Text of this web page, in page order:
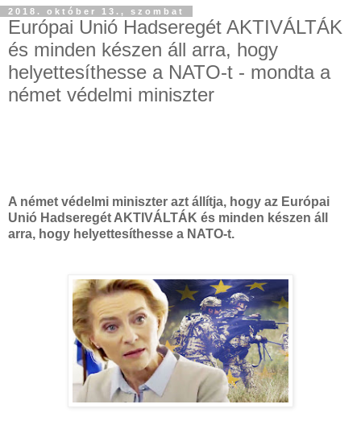
2018. október 13., szombat
Európai Unió Hadseregét AKTIVÁLTÁK
és minden készen áll arra, hogy
helyettesíthesse a NATO-t - mondta a
német védelmi miniszter
A német védelmi miniszter azt állítja, hogy az Európai
Unió Hadseregét AKTIVÁLTÁK és minden készen áll
arra, hogy helyettesíthesse a NATO-t.